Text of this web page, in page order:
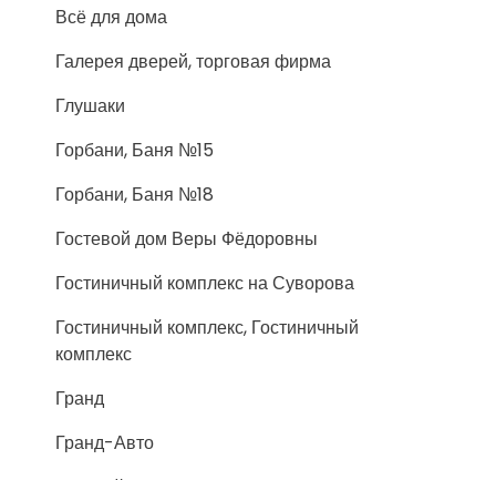
Всё для дома
Галерея дверей, торговая фирма
Глушаки
Горбани, Баня №15
Горбани, Баня №18
Гостевой дом Веры Фёдоровны
Гостиничный комплекс на Суворова
Гостиничный комплекс, Гостиничный
комплекс
Гранд
Гранд-Авто